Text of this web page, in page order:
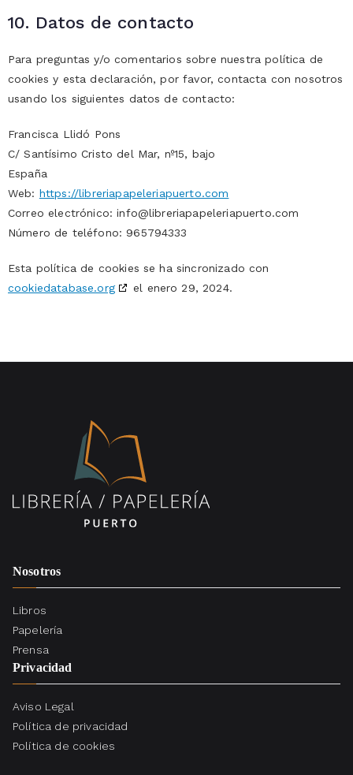
10. Datos de contacto
Para preguntas y/o comentarios sobre nuestra política de
cookies y esta declaración, por favor, contacta con nosotros
usando los siguientes datos de contacto:
Francisca Llidó Pons
C/ Santísimo Cristo del Mar, nº15, bajo
España
Web: https://libreriapapeleriapuerto.com
Correo electrónico:info@libreriapapeleriapuerto.com
Número de teléfono: 965794333
Esta política de cookies se ha sincronizado con
cookiedatabase.org
el enero 29, 2024.
Nosotros
Libros
Papelería
Prensa
Privacidad
Aviso Legal
Política de privacidad
Política de cookies